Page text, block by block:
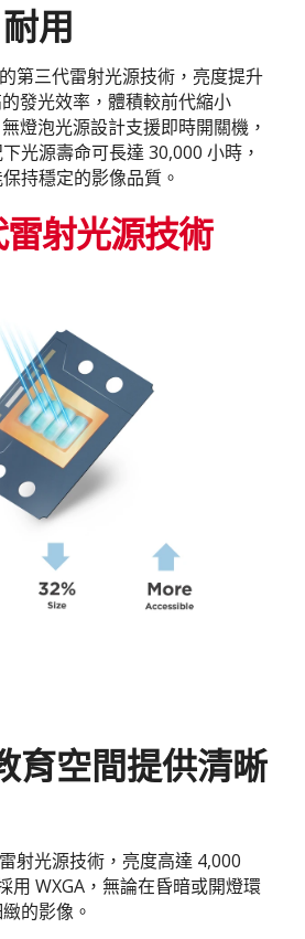
用
第三代雷射光源技術，亮度提升
發光效率，體積較前代縮小
燈泡光源設計支援即時開關機，
光源壽命可長達 30,000 小時，
持穩定的影像品質。
射光源技術
育空間提供清晰
射光源技術，亮度高達 4,000
用 WXGA，無論在昏暗或開燈環
的影像。